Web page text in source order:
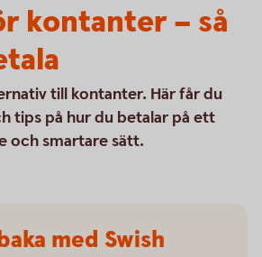
kontanter – så
till kontanter. Här får du
tips på hur du betalar på ett
och smartare sätt.
med Swish